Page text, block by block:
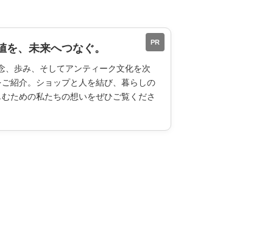
PR
、未来へつなぐ。
、歩み、そしてアンティーク文化を次
紹介。ショップと人を結び、暮らしの
ための私たちの想いをぜひご覧くださ